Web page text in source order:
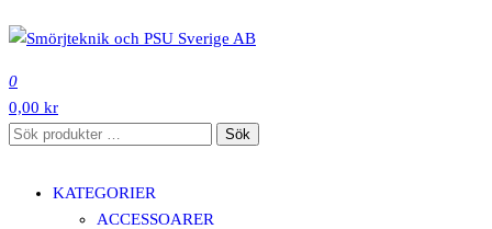
till
innehåll
0
0,00 kr
Sök
Sök
KATEGORIER
ACCESSOARER